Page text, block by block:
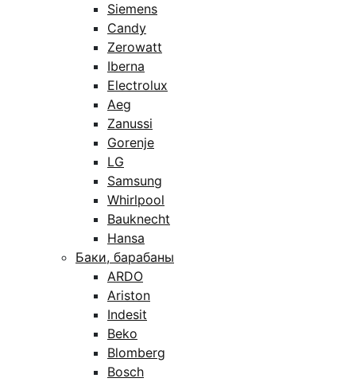
Siemens
Candy
Zerowatt
Iberna
Electrolux
Aeg
Zanussi
Gorenje
LG
Samsung
Whirlpool
Bauknecht
Hansa
Баки, барабаны
ARDO
Ariston
Indesit
Beko
Blomberg
Bosch